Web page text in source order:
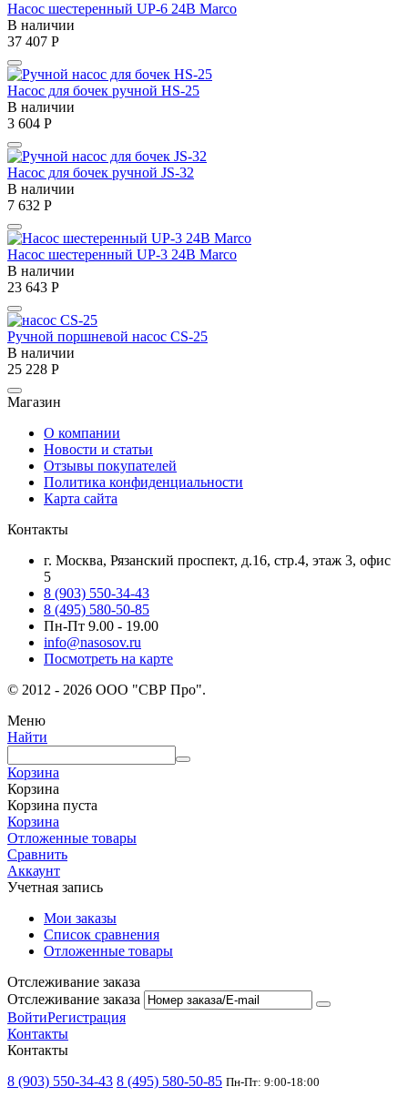
Насос шестеренный UP-6 24В Marco
В наличии
37 407 Р
Насос для бочек ручной HS-25
В наличии
3 604 Р
Насос для бочек ручной JS-32
В наличии
7 632 Р
Насос шестеренный UP-3 24В Marco
В наличии
23 643 Р
Ручной поршневой насос CS-25
В наличии
25 228 Р
Магазин
О компании
Новости и статьи
Отзывы покупателей
Политика конфиденциальности
Карта сайта
Контакты
г. Москва, Рязанский проспект, д.16, стр.4, этаж 3, офис
5
8 (903) 550-34-43
8 (495) 580-50-85
Пн-Пт 9.00 - 19.00
info@nasosov.ru
Посмотреть на карте
© 2012 - 2026 ООО "СВР Про".
Меню
Найти
Корзина
Корзина
Корзина пуста
Корзина
Отложенные товары
Сравнить
Аккаунт
Учетная запись
Мои заказы
Список сравнения
Отложенные товары
Отслеживание заказа
Отслеживание заказа
ВойтиРегистрация
Контакты
Контакты
8 (903) 550-34-43 8 (495) 580-50-85 Пн-Пт: 9:00-18:00